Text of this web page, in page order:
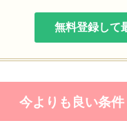
無料登録して
今よりも良い条